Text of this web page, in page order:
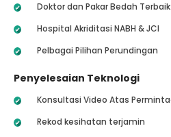
Doktor dan Pakar Bedah Terbaik
Hospital Akriditasi NABH & JCI
Pelbagai Pilihan Perundingan
Penyelesaian Teknologi
Konsultasi Video Atas
Rekod kesihatan terjamin